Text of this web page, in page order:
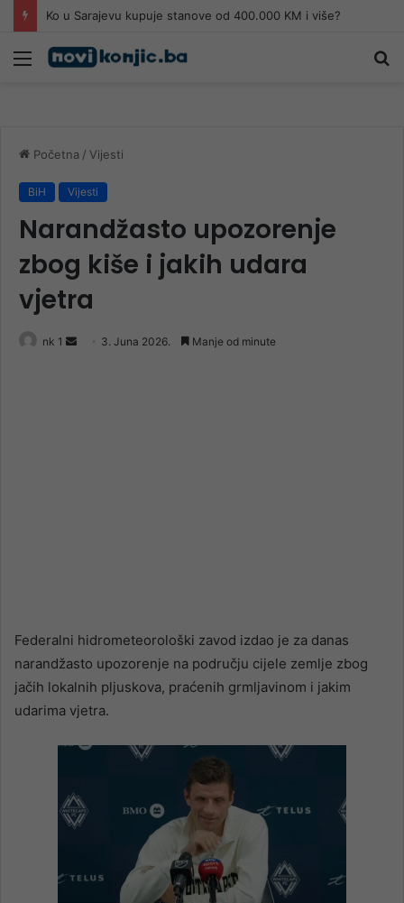
Ko u Sarajevu kupuje stanove od 400.000 KM i više?
Meni
Početna / Vijesti
BiH Vijesti
Narandžasto upozorenje
zbog kiše i jakih udara
vjetra
nk 1
Send 3. Juna 2026. Manje od minute
Federalni hidrometeorološki zavod izdao je za danas
narandžasto upozorenje na području cijele zemlje zbog
jačih lokalnih pljuskova, praćenih grmljavinom i jakim
udarima vjetra.